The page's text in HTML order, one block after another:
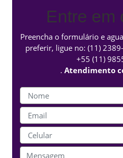
Entre em
Preencha o formulário e
preferir, ligue no: (11)
+55 (11)
. Atendimento